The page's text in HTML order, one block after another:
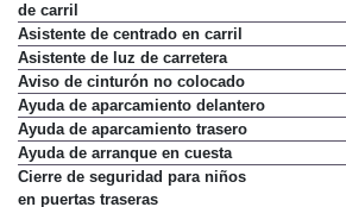
Asistente de cambio involuntario
de carril
Asistente de centrado en carril
Asistente de luz de carretera
Aviso de cinturón no colocado
Ayuda de aparcamiento delantero
Ayuda de aparcamiento trasero
Ayuda de arranque en cuesta
Cierre de seguridad para niños